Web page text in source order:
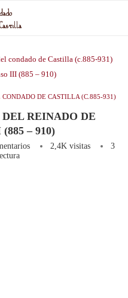
condado de Castilla (c.885-931)
III (885 – 910)
DE CASTILLA (C.885-931)
REINADO DE
– 910)
2,4K visitas
3